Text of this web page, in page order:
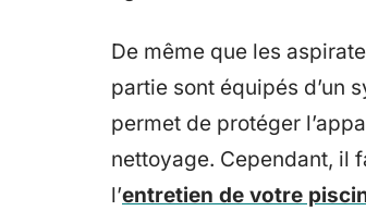
De même que les
partie sont équipés d’un
permet de protéger
nettoyage. Cependant, il
l’entretien de votre